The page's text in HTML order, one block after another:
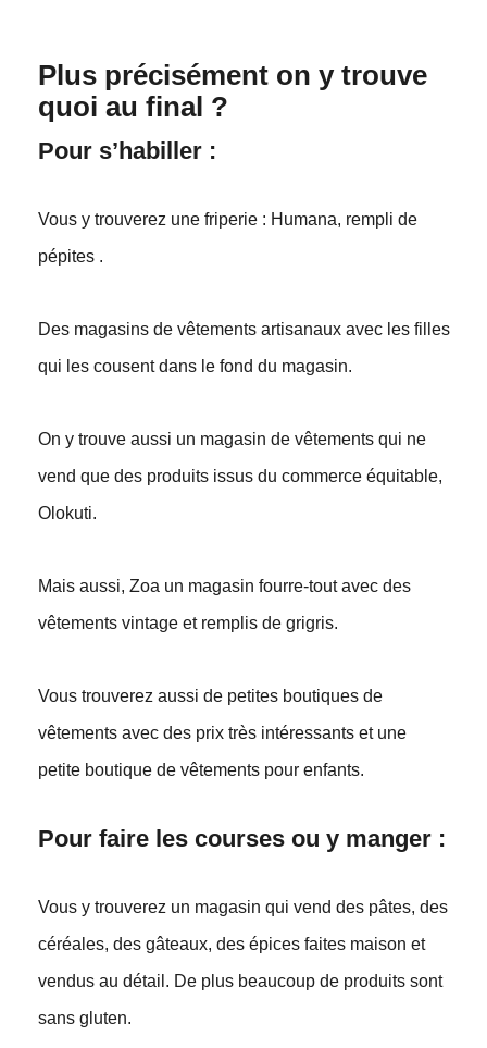
Plus précisément on y trouve
quoi au final ?
Pour s’habiller :
Vous y trouverez une friperie : Humana, rempli de
pépites .
Des magasins de vêtements artisanaux avec les filles
qui les cousent dans le fond du magasin.
On y trouve aussi un magasin de vêtements qui ne
vend que des produits issus du commerce équitable,
Olokuti.
Mais aussi, Zoa un magasin fourre-tout avec des
vêtements vintage et remplis de grigris.
Vous trouverez aussi de petites boutiques de
vêtements avec des prix très intéressants et une
petite boutique de vêtements pour enfants.
Pour faire les courses ou y manger :
Vous y trouverez un magasin qui vend des pâtes, des
céréales, des gâteaux, des épices faites maison et
vendus au détail. De plus beaucoup de produits sont
sans gluten.